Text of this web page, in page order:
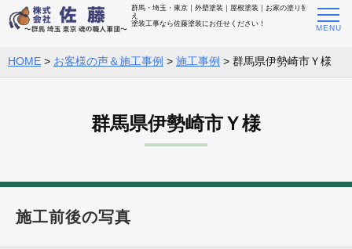
群馬・埼玉・東京｜外壁塗装｜屋根塗装｜お家の塗り替
え
塗装工事なら佐藤塗装にお任せください！
HOME > お客様の声＆施工事例 > 施工事例 > 群馬県伊勢崎市Ｙ様
群馬県伊勢崎市Ｙ様
施工前後の写真